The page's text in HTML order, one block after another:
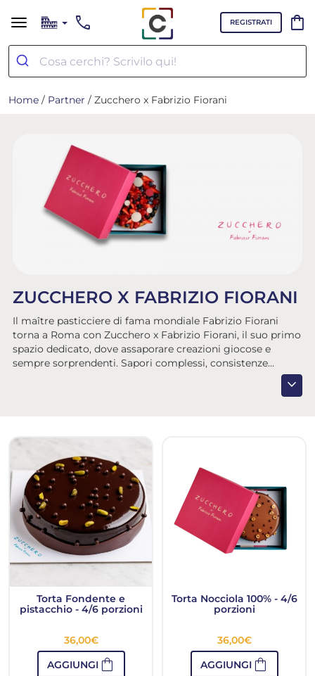
call REGISTRATI shopping_bag
Home / Partner / Zucchero x Fabrizio Fiorani
ZUCCHERO X FABRIZIO FIORANI
Il maître pasticciere di fama mondiale Fabrizio Fiorani
torna a Roma con Zucchero x Fabrizio Fiorani, il suo primo
spazio dedicato, dove assaporare creazioni giocose e
sempre sorprendenti. Sapori complessi, consistenze
inattese e interpretazioni creative dei dolci più famosi vi
attendono da Zucchero per momenti da condividere. Con
esperienza presso il Ristorante Giano del W Rome, di cui lo
chef cura tutti i dessert.
expand_more
Torta Fondente e
pistacchio - 4/6 porzioni
36,00€
AGGIUNGIshopping_bag
Torta Nocciola 100% - 4/6
porzioni
36,00€
AGGIUNGIshopping_bag